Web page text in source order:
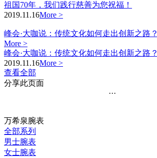
祖国70年，我们践行慈善为您祝福！
2019.11.16More >
峰会·大咖说：传统文化如何走出创新之路？
More >
峰会·大咖说：传统文化如何走出创新之路？
2019.11.16More >
查看全部
分享此页面
···
万希泉腕表
全部系列
男士腕表
女士腕表